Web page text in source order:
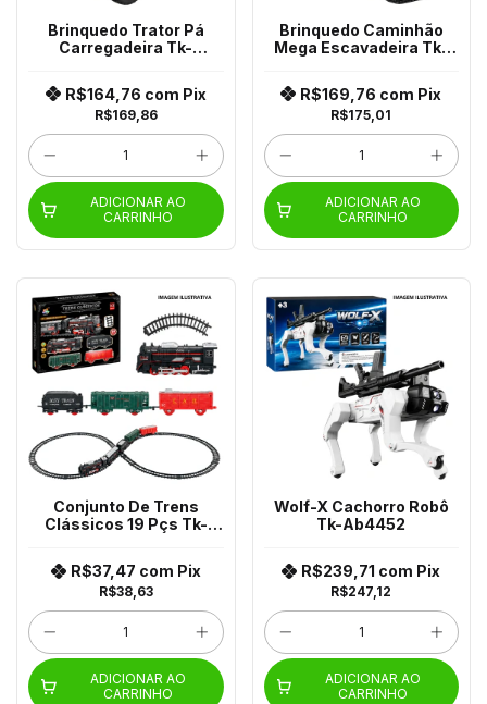
Brinquedo Trator Pá
Carregadeira Tk-
R$169,86
R$164,76 com Pix
ADICIONAR AO
CARRINHO
Brinquedo Caminhão
Mega Escavadeira Tk-
R$175,01
R$169,76 com Pix
ADICIONAR AO
CARRINHO
Conjunto De Trens
Clássicos 19 Pçs Tk-
R$38,63
R$37,47 com Pix
ADICIONAR AO
CARRINHO
Wolf-X Cachorro Robô
Tk-Ab4452
R$247,12
R$239,71 com Pix
ADICIONAR AO
CARRINHO